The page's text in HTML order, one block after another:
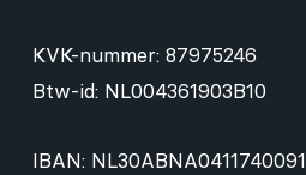
KVK-nummer: 87975246
Btw-id: NL004361903B10
IBAN: NL30ABNA0411740091